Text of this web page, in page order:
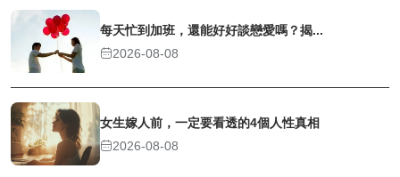
每天忙到加班，還能好好談戀愛嗎？揭...
2026-08-08
女生嫁人前，一定要看透的4個人性真相
2026-08-08